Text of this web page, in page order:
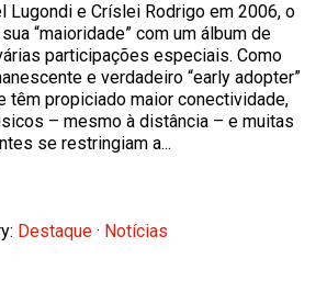
Lugondi e Críslei Rodrigo em 2006, o
“maioridade” com um álbum de
participações especiais. Como
e verdadeiro “early adopter”
têm propiciado maior conectividade,
– mesmo à distância – e muitas
se restringiam a...
Destaque · Notícias